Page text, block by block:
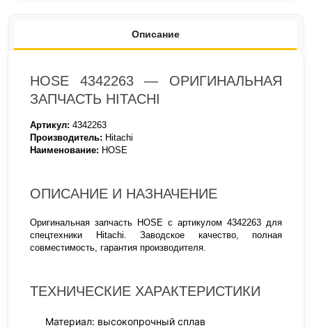
Описание
HOSE 4342263 — ОРИГИНАЛЬНАЯ
ЗАПЧАСТЬ HITACHI
Артикул: 4342263
Производитель: Hitachi
Наименование: HOSE
ОПИСАНИЕ И НАЗНАЧЕНИЕ
Оригинальная запчасть HOSE с артикулом 4342263 для
спецтехники Hitachi. Заводское качество, полная
совместимость, гарантия производителя.
ТЕХНИЧЕСКИЕ ХАРАКТЕРИСТИКИ
Материал: высокопрочный сплав